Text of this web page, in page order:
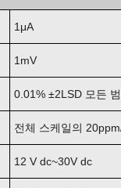
1μA
1mV
0.01% ±2LSD 모든
전체 스케일의
12 V dc~30V dc